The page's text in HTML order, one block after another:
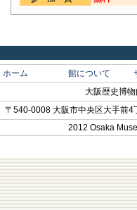
ホーム 館について
大阪歴史博
〒540-0008 大阪市中央区大手
2012 Osaka